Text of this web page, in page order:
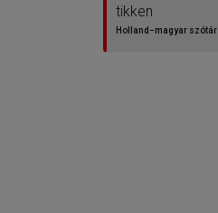
tikken
Holland−magyar szótár